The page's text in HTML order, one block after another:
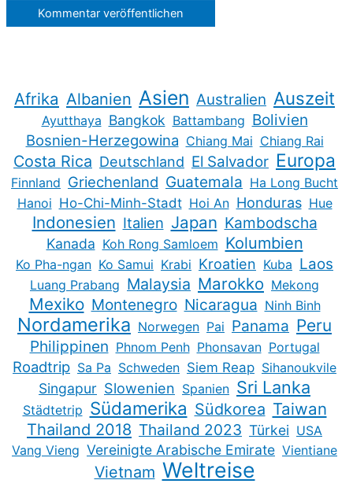
Afrika Albanien Asien Australien Auszeit
Ayutthaya Bangkok Battambang Bolivien
Bosnien-Herzegowina Chiang Mai Chiang Rai
Costa Rica Deutschland El Salvador Europa
Finnland Griechenland Guatemala Ha Long Bucht
Hanoi Ho-Chi-Minh-Stadt Hoi An Honduras Hue
Indonesien Italien Japan Kambodscha
Kanada Koh Rong Samloem Kolumbien
Ko Pha-ngan Ko Samui Krabi Kroatien Kuba Laos
Luang Prabang Malaysia Marokko Mekong
Mexiko Montenegro Nicaragua Ninh Binh
Nordamerika Norwegen Pai Panama Peru
Philippinen Phnom Penh Phonsavan Portugal
Roadtrip Sa Pa Schweden Siem Reap Sihanoukvile
Singapur Slowenien Spanien Sri Lanka
Städtetrip Südamerika Südkorea Taiwan
Thailand 2018 Thailand 2023 Türkei USA
Vang Vieng Vereinigte Arabische Emirate Vientiane
Vietnam Weltreise